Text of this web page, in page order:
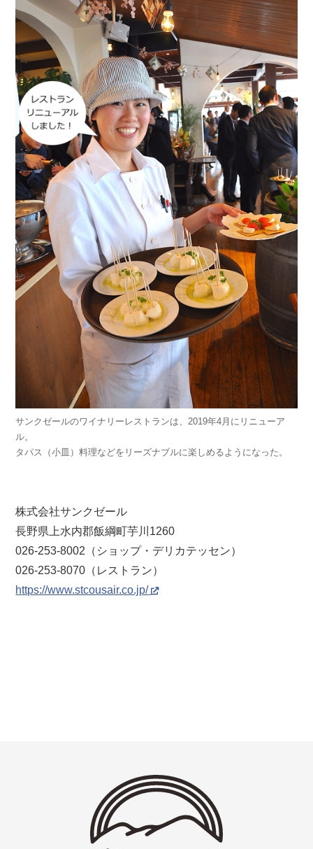
サンクゼールのワイナリーレストランは、2019年4月にリニューア
ル。
タパス（小皿）料理などをリーズナブルに楽しめるようになった。
株式会社サンクゼール
長野県上水内郡飯綱町芋川1260
026-253-8002（ショップ・デリカテッセン）
026-253-8070（レストラン）
https://www.stcousair.co.jp/